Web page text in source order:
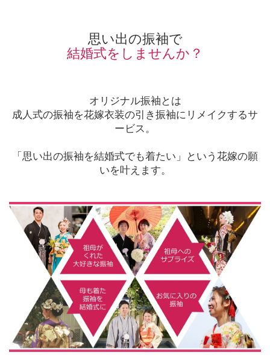
思い出の振袖で
結婚式をしませんか？
オリジナル振袖とは
成人式の振袖を花嫁衣装の引き振袖にリメイクするサ
ービス。
「思い出の振袖を結婚式でも着たい」という花嫁の願
いを叶えます。